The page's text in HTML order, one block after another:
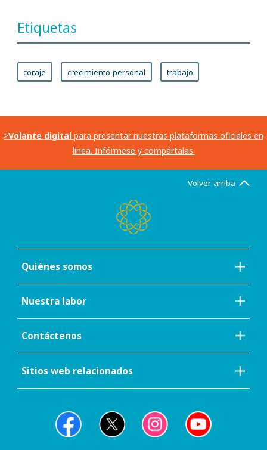
Etiquetas
coraje crecimiento personal trabajo
>Volante digital para presentar nuestras plataformas oficiales en
línea. Infórmese y compártalas.
Volver arriba
Quiénes somos
Nuestra labor
Contáctenos
Sitios web relacionados